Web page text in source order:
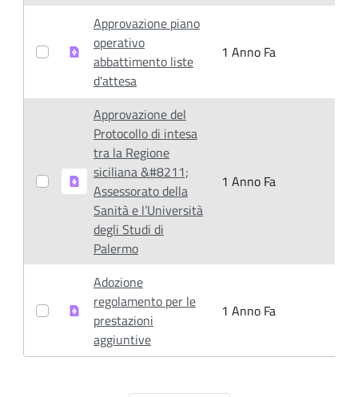
Approvazione piano
operativo
abbattimento liste
d'attesa
1 Anno Fa
Approvazione del
Protocollo di intesa
tra la Regione
siciliana &#8211;
Assessorato della
Sanità e l’Università
degli Studi di
Palermo
1 Anno Fa
Adozione
regolamento per le
prestazioni
aggiuntive
1 Anno Fa